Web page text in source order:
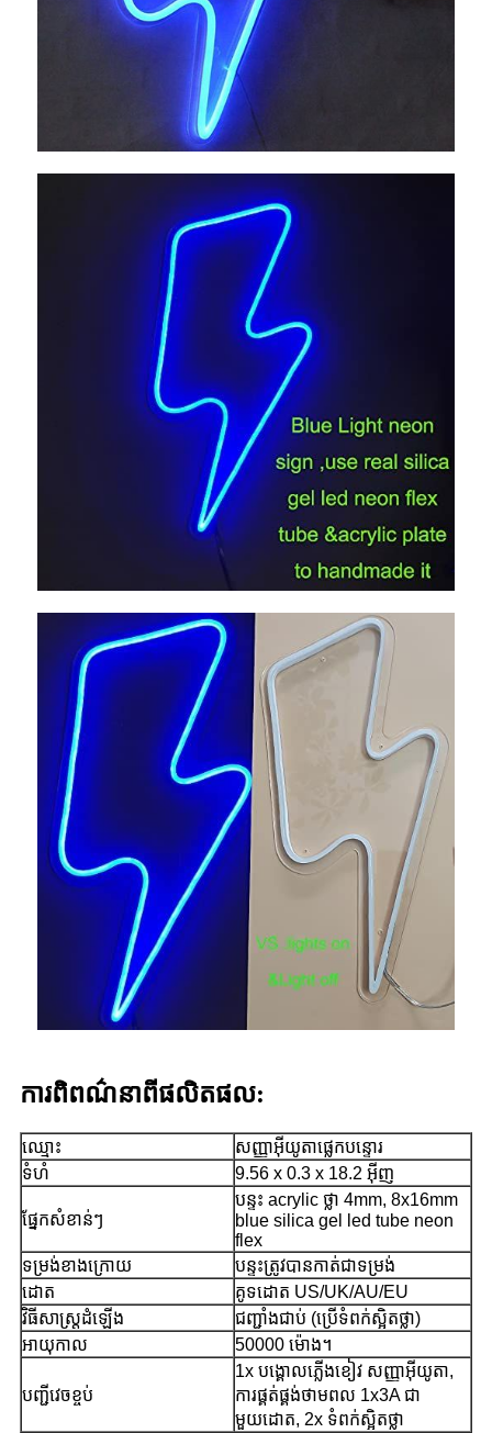
ការ​ពិពណ៌នា​ពី​ផលិតផល:
ឈ្មោះ
សញ្ញាអ៊ីយូតាផ្លេកបន្ទោរ
ទំហំ
9.56 x 0.3 x 18.2 អ៊ីញ
ផ្នែកសំខាន់ៗ
បន្ទះ acrylic ថ្លា 4mm, 8x16mm
blue silica gel led tube neon
flex
ទម្រង់ខាងក្រោយ
បន្ទះត្រូវបានកាត់ជាទម្រង់
ដោត
គូទដោត US/UK/AU/EU
វិធីសាស្រ្តដំឡើង
ជញ្ជាំងជាប់ (ប្រើទំពក់ស្អិតថ្លា)
អាយុកាល
50000 ម៉ោង។
បញ្ជី​វេច​ខ្ចប់
1x បង្គោលភ្លើងខៀវ សញ្ញាអ៊ីយូតា,
ការផ្គត់ផ្គង់ថាមពល 1x3A ជា
មួយដោត, 2x ទំពក់ស្អិតថ្លា